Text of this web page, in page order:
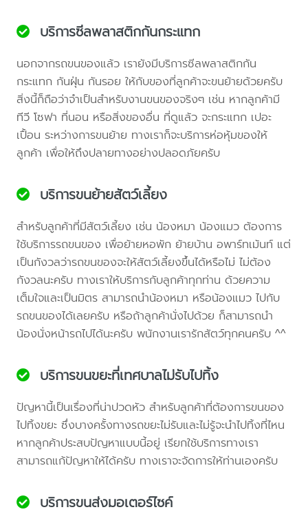
บริการซีลพลาสติกกันกระแทก
นอกจากรถขนของแล้ว เรายังมีบริการซีลพลาสติกกัน
กระแทก กันฝุ่น กันรอย ให้กับของที่ลูกค้าจะขนย้ายด้วยครับ
สิ่งนี้ก็ถือว่าจำเป็นสำหรับงานขนของจริงๆ เช่น หากลูกค้ามี
ทีวี โซฟา ที่นอน หรือสิ่งของอื่น ที่ดูแล้ว จะกระแทก เปอะ
เปื้อน ระหว่างการขนย้าย ทางเราก็จะบริการห่อหุ้มของให้
ลูกค้า เพื่อให้ถึงปลายทางอย่างปลอดภัยครับ
บริการขนย้ายสัตว์เลี้ยง
สำหรับลูกค้าที่มีสัตว์เลี้ยง เช่น น้องหมา น้องแมว ต้องการ
ใช้บริการรถขนของ เพื่อย้ายหอพัก ย้ายบ้าน อพาร์ทเม้นท์ แต่
เป็นกังวลว่ารถขนของจะให้สัตว์เลี้ยงขึ้นได้หรือไม่ ไม่ต้อง
กังวลนะครับ ทางเราให้บริการกับลูกค้าทุกท่าน ด้วยความ
เต็มใจและเป็นมิตร สามารถนำน้องหมา หรือน้องแมว ไปกับ
รถขนของได้เลยครับ หรือถ้าลูกค้านั่งไปด้วย ก็สามารถนำ
น้องนั่งหน้ารถไปได้นะครับ พนักงานเรารักสัตว์ทุกคนครับ ^^
บริการขนขยะที่เทศบาลไม่รับไปทิ้ง
ปัญหานี้เป็นเรื่องที่น่าปวดหัว สำหรับลูกค้าที่ต้องการขนของ
ไปทิ้งขยะ ซึ่งบางครั้งทางรถขยะไม่รับและไม่รู้จะนำไปทิ้งที่ไหน
หากลูกค้าประสบปัญหาแบบนี้อยู่ เรียกใช้บริการทางเรา
สามารถแก้ปัญหาให้ได้ครับ ทางเราจะจัดการให้ท่านเองครับ
บริการขนส่งมอเตอร์ไซค์